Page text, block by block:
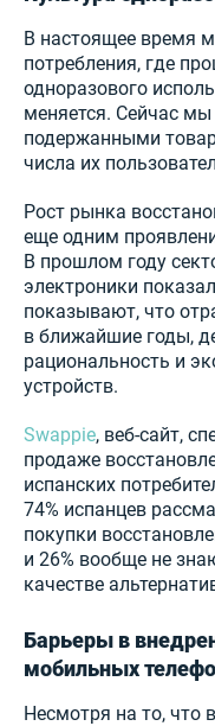
В настоящее время
потребления, где
одноразового
меняется. Сейчас
подержанными
числа их
Рост рынка
еще одним
В прошлом году
электроники
показывают, что
в ближайшие годы,
рациональность и
устройств.
Swappie, веб-сайт,
продаже
испанских
74% испанцев
покупки
и 26% вообще не
качестве
Барьеры в
мобильных
Несмотря на то, что